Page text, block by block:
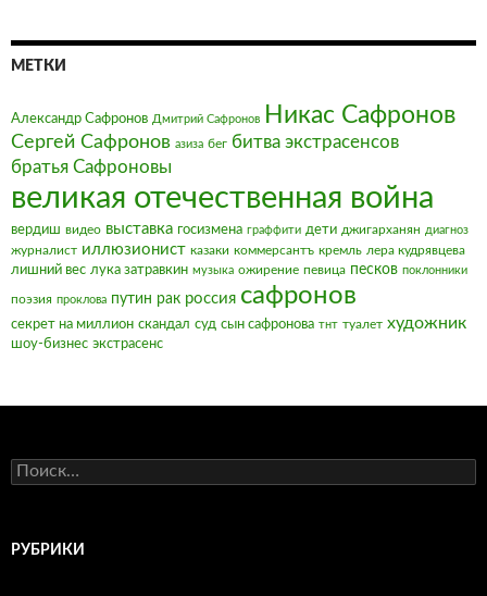
МЕТКИ
Александр Сафронов Дмитрий Сафронов Никас Сафронов
Сергей Сафронов азиза бег битва экстрасенсов
братья Сафроновы
великая отечественная война
вердиш видео выставка госизмена граффити дети джигарханян диагноз
журналист иллюзионист казаки коммерсантъ кремль лера кудрявцева
лишний вес лука затравкин музыка ожирение певица песков поклонники
поэзия проклова путин рак россия сафронов
секрет на миллион скандал суд сын сафронова тнт туалет художник
шоу-бизнес экстрасенс
Найти:
РУБРИКИ